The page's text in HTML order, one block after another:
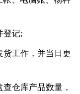
登记;
货工作，并当日更
仓库产品数量，